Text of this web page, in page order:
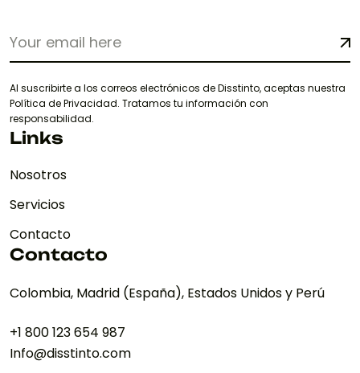
Al suscribirte a los correos electrónicos de Disstinto, aceptas nuestra
Política de Privacidad. Tratamos tu información con
responsabilidad.
Links
Nosotros
Servicios
Contacto
Contacto
Colombia, Madrid (España), Estados Unidos y Perú
+1 800 123 654 987
Info@disstinto.com